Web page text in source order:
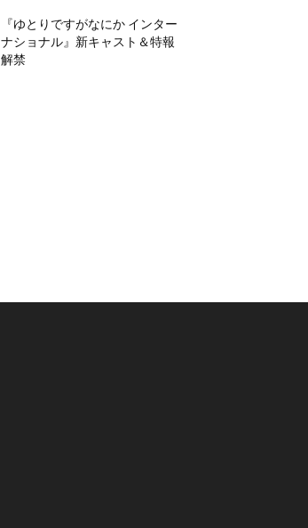
『ゆとりですがなにか インター
ナショナル』新キャスト＆特報
解禁